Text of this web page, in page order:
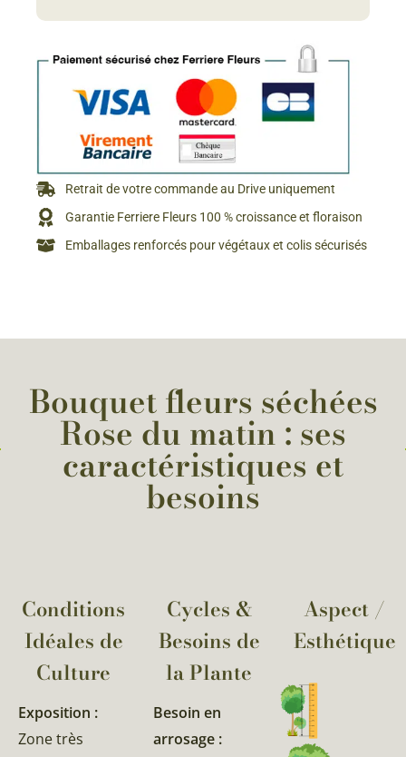
Retrait de votre commande au Drive uniquement
Garantie Ferriere Fleurs 100 % croissance et floraison
Emballages renforcés pour végétaux et colis sécurisés
Bouquet fleurs séchées
Rose du matin : ses
caractéristiques et
besoins
Conditions
Idéales de
Culture
Exposition :
Zone très
Cycles &
Besoins de
la Plante​
Besoin en
arrosage :
Aspect /
Esthétique